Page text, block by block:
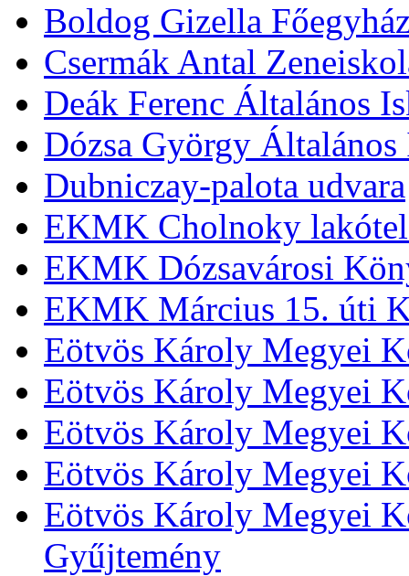
Boldog Gizella
Csermák Antal
Deák Ferenc Általános
Dózsa György Általános
Dubniczay-palota udvara
EKMK Cholnoky
EKMK Dózsavárosi
EKMK Március 15. úti
Eötvös Károly Megyei
Eötvös Károly Megyei
Eötvös Károly Megyei
Eötvös Károly Megyei
Eötvös Károly Megyei
Gyűjtemény